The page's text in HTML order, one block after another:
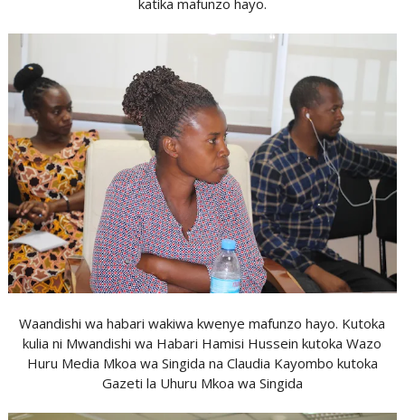
katika mafunzo hayo.
Waandishi wa habari wakiwa kwenye mafunzo hayo. Kutoka
kulia ni Mwandishi wa Habari Hamisi Hussein kutoka Wazo
Huru Media Mkoa wa Singida na Claudia Kayombo kutoka
Gazeti la Uhuru Mkoa wa Singida